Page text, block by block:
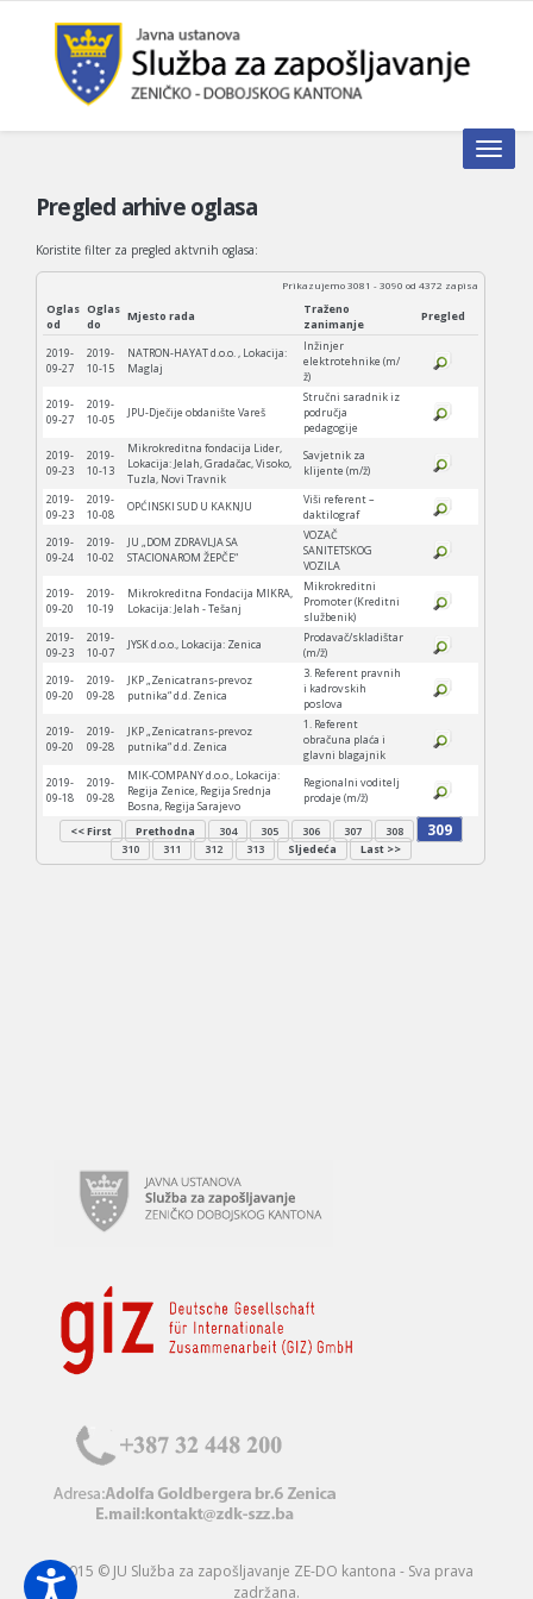
Toggle
Pregled arhive oglasa
Koristite filter za pregled aktvnih oglasa:
Prikazujemo 3081 - 3090 od 4372 zapisa
Oglas
od
Oglas
do
Mjesto rada
Traženo
zanimanje
Pregled
2019-
09-27
2019-
10-15
NATRON-HAYAT d.o.o. , Lokacija:
Maglaj
Inžinjer
elektrotehnike (m/
ž)
2019-
09-27
2019-
10-05
JPU-Dječije obdanište Vareš
Stručni saradnik iz
područja
pedagogije
2019-
09-23
2019-
10-13
Mikrokreditna fondacija Lider,
Lokacija: Jelah, Gradačac, Visoko,
Tuzla, Novi Travnik
Savjetnik za
klijente (m/ž)
2019-
09-23
2019-
10-08
OPĆINSKI SUD U KAKNJU
Viši referent –
daktilograf
2019-
09-24
2019-
10-02
JU „DOM ZDRAVLJA SA
STACIONAROM ŽEPČE“
VOZAČ
SANITETSKOG
VOZILA
2019-
09-20
2019-
10-19
Mikrokreditna Fondacija MIKRA,
Lokacija: Jelah - Tešanj
Mikrokreditni
Promoter (Kreditni
službenik)
2019-
09-23
2019-
10-07
JYSK d.o.o., Lokacija: Zenica
Prodavač/skladištar
(m/ž)
2019-
09-20
2019-
09-28
JKP „Zenicatrans-prevoz
putnika“ d.d. Zenica
3. Referent pravnih
i kadrovskih
poslova
2019-
09-20
2019-
09-28
JKP „Zenicatrans-prevoz
putnika“ d.d. Zenica
1. Referent
obračuna plaća i
glavni blagajnik
2019-
09-18
2019-
09-28
MIK-COMPANY d.o.o., Lokacija:
Regija Zenice, Regija Srednja
Bosna, Regija Sarajevo
Regionalni voditelj
prodaje (m/ž)
<< First Prethodna 304 305 306 307 308 309
310 311 312 313 Sljedeća Last >>
2015 © JU Služba za zapošljavanje ZE-DO kantona - Sva prava
zadržana.